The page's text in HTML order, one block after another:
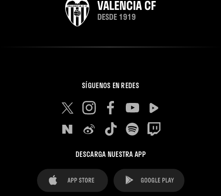
SÍGUENOS EN REDES
DESCARGA NUESTRA APP